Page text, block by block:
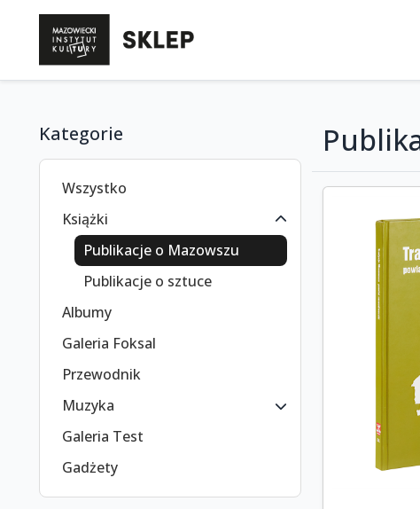
Kategorie
Wszystko
Książki
Publikacje o Mazowszu
Publikacje o sztuce
Albumy
Galeria Foksal
Przewodnik
Muzyka
Galeria Test
Gadżety